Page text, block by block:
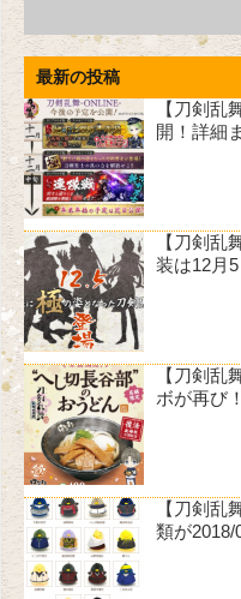
最新の投稿
【刀剣乱
開！詳細
【刀剣乱
装は12月5
【刀剣乱
ボが再び
【刀剣乱
類が2018/